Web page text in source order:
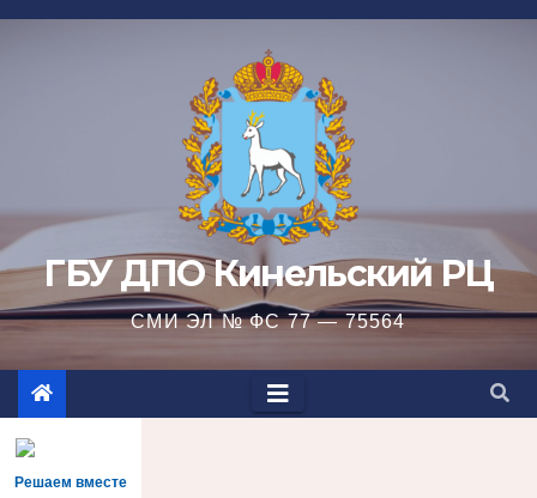
Перейти
ГБУ ДПО Кинельский РЦ
СМИ ЭЛ № ФС 77 — 75564
Решаем вместе